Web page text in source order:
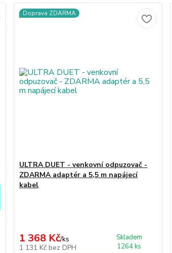
Doprava ZDARMA
ULTRA DUET - venkovní odpuzovač -
ZDARMA adaptér a 5,5 m napájecí
kabel
1 368 Kč/ks
1 131 Kč bez DPH
Skladem
1264 ks